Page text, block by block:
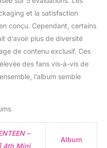
et la satisfaction
conçu. Cependant, certains
d’avoir plus de diversité
de contenu exclusif. Ces
des fans vis-à-vis de
l’album semble
–
4th Mini
Album